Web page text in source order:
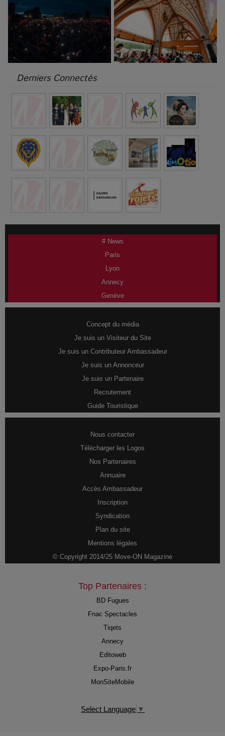
Derniers Connectés
# News
Paris
Lyon
Annecy
Genève
Concept du média
Je suis un Visiteur du Site
Je suis un Contributeur Ambassadeur
Je suis un Annonceur
Je suis un Partenaire
Recrutement
Guide Touristique
Nous contacter
Télécharger les Logos
Nos Partenaires
Annuaire
Accès Ambassadeur
Inscription
Syndication
Plan du site
Mentions légales
© Copyright 2014/25 Move-ON Magazine
Top Partenaires :
BD Fugues
Fnac Spectacles
Tiqets
Annecy
Editoweb
Expo-Paris.fr
MonSiteMobile
Select Language ▼